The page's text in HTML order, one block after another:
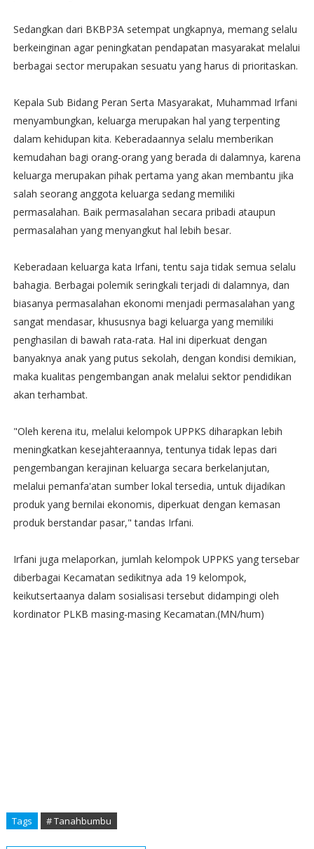
Sedangkan dari BKBP3A setempat ungkapnya, memang selalu
berkeinginan agar peningkatan pendapatan masyarakat melalui
berbagai sector merupakan sesuatu yang harus di prioritaskan.
Kepala Sub Bidang Peran Serta Masyarakat, Muhammad Irfani
menyambungkan, keluarga merupakan hal yang terpenting
dalam kehidupan kita. Keberadaannya selalu memberikan
kemudahan bagi orang-orang yang berada di dalamnya, karena
keluarga merupakan pihak pertama yang akan membantu jika
salah seorang anggota keluarga sedang memiliki
permasalahan. Baik permasalahan secara pribadi ataupun
permasalahan yang menyangkut hal lebih besar.
Keberadaan keluarga kata Irfani, tentu saja tidak semua selalu
bahagia. Berbagai polemik seringkali terjadi di dalamnya, dan
biasanya permasalahan ekonomi menjadi permasalahan yang
sangat mendasar, khususnya bagi keluarga yang memiliki
penghasilan di bawah rata-rata. Hal ini diperkuat dengan
banyaknya anak yang putus sekolah, dengan kondisi demikian,
maka kualitas pengembangan anak melalui sektor pendidikan
akan terhambat.
"Oleh kerena itu, melalui kelompok UPPKS diharapkan lebih
meningkatkan kesejahteraannya, tentunya tidak lepas dari
pengembangan kerajinan keluarga secara berkelanjutan,
melalui pemanfa'atan sumber lokal tersedia, untuk dijadikan
produk yang bernilai ekonomis, diperkuat dengan kemasan
produk berstandar pasar," tandas Irfani.
Irfani juga melaporkan, jumlah kelompok UPPKS yang tersebar
diberbagai Kecamatan sedikitnya ada 19 kelompok,
keikutsertaanya dalam sosialisasi tersebut didampingi oleh
kordinator PLKB masing-masing Kecamatan.(MN/hum)
Tags # Tanahbumbu